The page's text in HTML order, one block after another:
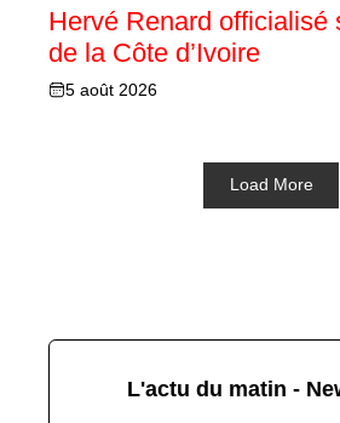
Hervé Renard officialisé
de la Côte d’Ivoire
5 août 2026
Load More
L'actu du matin -